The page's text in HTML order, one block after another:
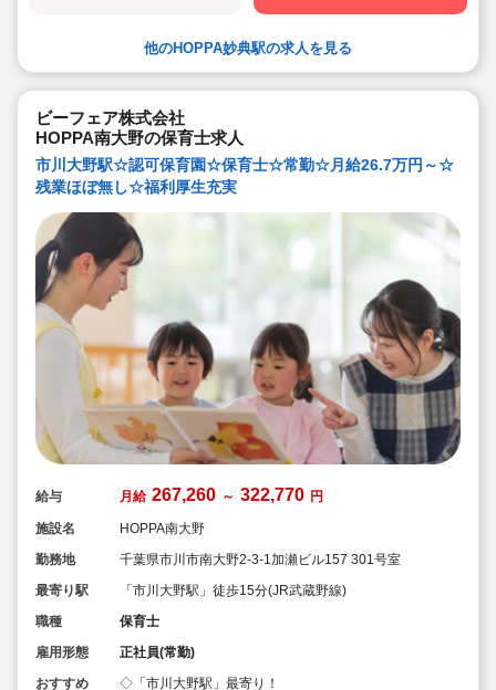
他のHOPPA妙典駅の求人を見る
ビーフェア株式会社
HOPPA南大野の保育士求人
市川大野駅☆認可保育園☆保育士☆常勤☆月給26.7万円～☆
残業ほぼ無し☆福利厚生充実
給与 月給 267,260 ～ 322,770 円
施設名
HOPPA南大野
勤務地
千葉県市川市南大野2-3-1加瀬ビル157 301号室
最寄り駅
「市川大野駅」徒歩15分(JR武蔵野線)
職種
保育士
雇用形態
正社員(常勤)
おすすめ
◇「市川大野駅」最寄り！